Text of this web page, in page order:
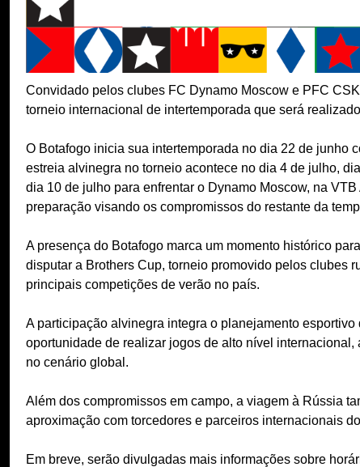
Convidado pelos clubes FC Dynamo Moscow e PFC
torneio internacional de intertemporada que será
O Botafogo inicia sua intertemporada no dia 22 de junho
estreia alvinegra no torneio acontece no dia 4 de julho,
dia 10 de julho para enfrentar o Dynamo Moscow, na
preparação visando os compromissos do restante da
A presença do Botafogo marca um momento histórico
disputar a Brothers Cup, torneio promovido pelos clubes
principais competições de verão no país.
A participação alvinegra integra o planejamento
oportunidade de realizar jogos de alto nível
no cenário global.
Além dos compromissos em campo, a viagem à Rússia
aproximação com torcedores e parceiros internacionais
Em breve, serão divulgadas mais informações sobre